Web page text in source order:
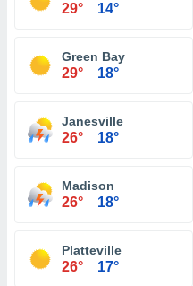
29° 14°
Green Bay
29° 18°
Janesville
26° 18°
Madison
26° 18°
Platteville
26° 17°